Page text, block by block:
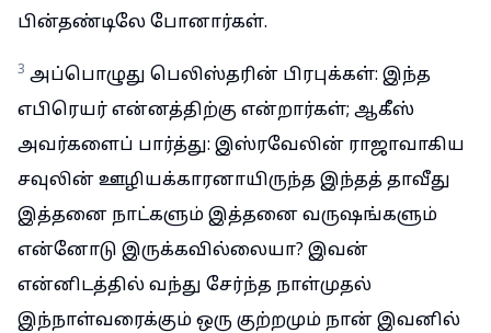
பின்தண்டிலே போனார்கள்.
3 அப்பொழுது பெலிஸ்தரின் பிரபுக்கள்: இந்த
எபிரெயர் என்னத்திற்கு என்றார்கள்; ஆகீஸ்
அவர்களைப் பார்த்து: இஸ்ரவேலின் ராஜாவாகிய
சவுலின் ஊழியக்காரனாயிருந்த இந்தத் தாவீது
இத்தனை நாட்களும் இத்தனை வருஷங்களும்
என்னோடு இருக்கவில்லையா? இவன்
என்னிடத்தில் வந்து சேர்ந்த நாள்முதல்
இந்நாள்வரைக்கும் ஒரு குற்றமும் நான் இவனில்